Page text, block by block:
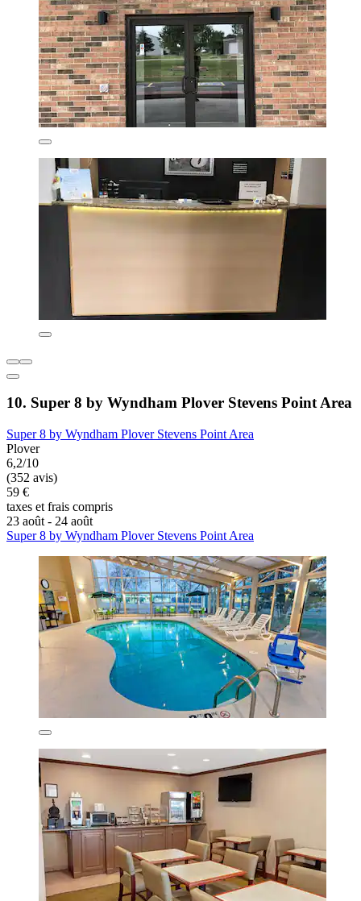
10. Super 8 by Wyndham Plover Stevens Point Area
Super 8 by Wyndham Plover Stevens Point Area
Plover
6,2/10
(352 avis)
59 €
taxes et frais compris
23 août - 24 août
Super 8 by Wyndham Plover Stevens Point Area